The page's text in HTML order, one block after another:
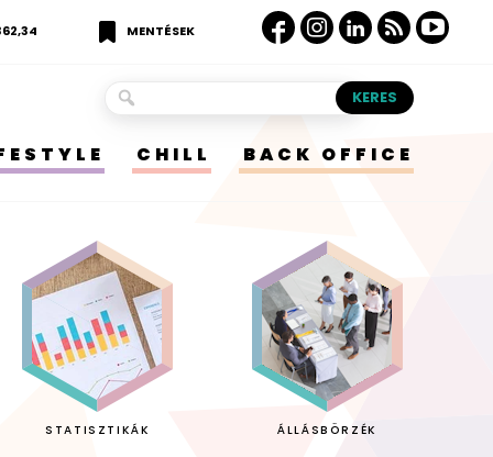
MENTÉSEK
CHILL BACK OFFICE
STATISZTIKÁK ÁLLÁSBÖRZÉK